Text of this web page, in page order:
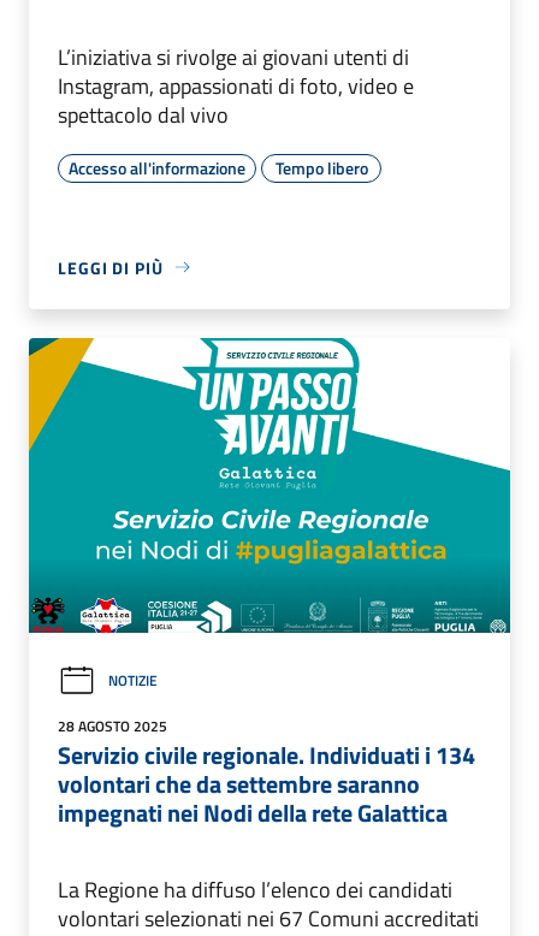
L’iniziativa si rivolge ai giovani utenti di
Instagram, appassionati di foto, video e
spettacolo dal vivo
Accesso all'informazione Tempo libero
LEGGI DI PIÙ
NOTIZIE
28 AGOSTO 2025
Servizio civile regionale. Individuati i 134
volontari che da settembre saranno
impegnati nei Nodi della rete Galattica
La Regione ha diffuso l’elenco dei candidati
volontari selezionati nei 67 Comuni accreditati